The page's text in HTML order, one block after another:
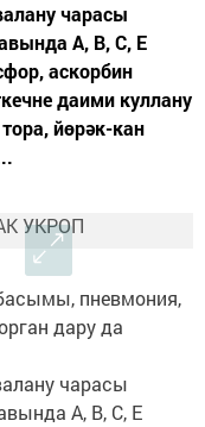
чарасы
А, В, С, Е
аскорбин
даими куллану
йөрәк-кан
пневмония,
дару да
чарасы
А, В, С, Е